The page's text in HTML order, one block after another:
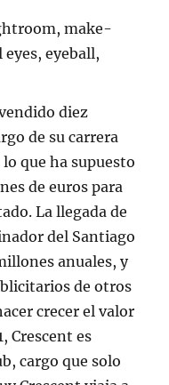
diez
de su carrera
que ha supuesto
de euros para
La llegada de
del Santiago
anuales, y
de otros
crecer el valor
Crescent es
cargo que solo